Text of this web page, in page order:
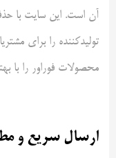
آن است. این سایت با
تولیدکننده را برای
محصولات فوراور را با
ارسال سریع و